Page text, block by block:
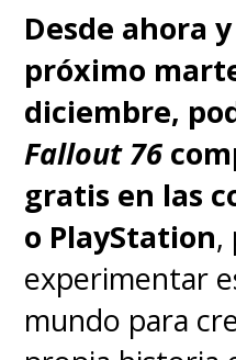
temporada.
tiempo. La
ahora
confirmó.
Season
Season
begin ;)
Desde ahora
próximo
diciembre,
Fallout 76
gratis en las
o PlayStation,
experimentar
mundo para